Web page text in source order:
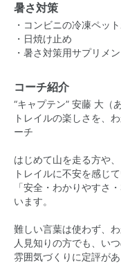
暑さ対策
・コンビニの冷凍ペッ
・日焼け止め
・暑さ対策用サプリメ
コーチ紹介
“キャプテン” 安藤 大（
トレイルの楽しさを、
ーチ
はじめて山を走る方や、
トレイルに不安を感じ
「安全・わかりやすさ
います。
難しい言葉は使わず、
人見知りの方でも、い
雰囲気づくりに定評があ